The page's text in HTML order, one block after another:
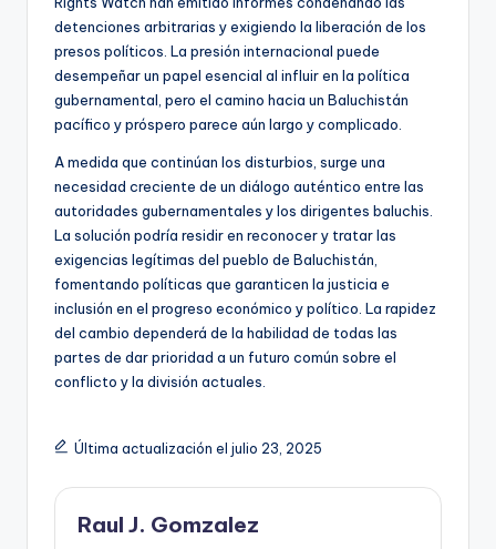
detenciones arbitrarias y exigiendo la liberación de los
presos políticos. La presión internacional puede
desempeñar un papel esencial al influir en la política
gubernamental, pero el camino hacia un Baluchistán
pacífico y próspero parece aún largo y complicado.
A medida que continúan los disturbios, surge una
necesidad creciente de un diálogo auténtico entre las
autoridades gubernamentales y los dirigentes baluchis.
La solución podría residir en reconocer y tratar las
exigencias legítimas del pueblo de Baluchistán,
fomentando políticas que garanticen la justicia e
inclusión en el progreso económico y político. La rapidez
del cambio dependerá de la habilidad de todas las
partes de dar prioridad a un futuro común sobre el
conflicto y la división actuales.
Última actualización el julio 23, 2025
Raul J. Gomzalez